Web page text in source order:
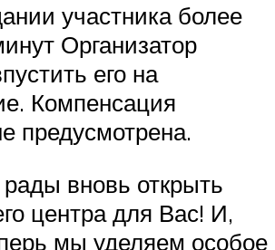
участника более
Организатор
его на
Компенсация
предусмотрена.
вновь открыть
центра для Вас! И,
мы уделяем особое